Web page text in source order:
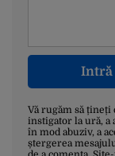
Intră
Vă rugăm să
instigator la ură,
în mod abuziv, a
ștergerea